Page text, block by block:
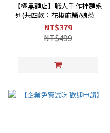
【極黑麵店】職人手作拌麵系
列(共四款：花椒麻醬/娘惹蝦
醬/老楊家滷/初日鮮菇)
NT$379
NT$499